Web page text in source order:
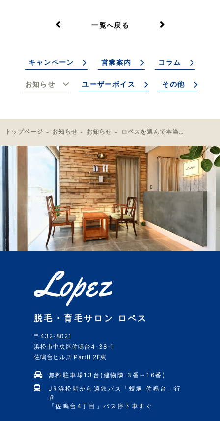
一覧へ戻る
キャンペーン 営業案内 コラム
お知らせ ユーザーボイス その他
トップページ お知らせ お知らせ ロペスを選んで本当に良かった
脱毛・育毛サロン ロペス
〒432-8021
浜松市中央区佐鳴台4-38-1
佐鳴台ヒルズ PartII 2F東
無料駐車場13台(建物隣 3番～16番)
JR浜松駅から遠鉄バス「蜆塚 佐鳴台」行
き
「佐鳴台4丁目」バス停下車すぐ